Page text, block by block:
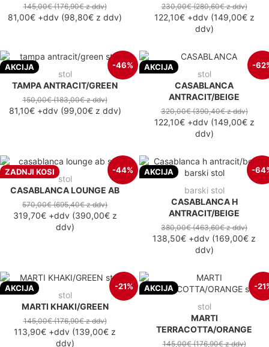
145,00€(176,90€z ddv)
81,00€ +ddv (98,80€ z ddv)
230,00€(280,60€z ddv)
122,10€+ddv(149,00€z
ddv)
AKCIJA -46%
stol
TAMPA ANTRACIT/GREEN
150,00€(183,00€z ddv)
81,10€+ddv(99,00€z ddv)
AKCIJA -
stol
CASABLANCA
ANTRACIT/BEIGE
320,00€(390,40€z ddv)
122,10€+ddv(149,00€z
ddv)
ZADNJI KOSI -44%
stol
CASABLANCA LOUNGE AB
570,00€(695,40€z ddv)
319,70€+ddv(390,00€z
ddv)
AKCIJA -
barski stol
CASABLANCA H
ANTRACIT/BEIGE
380,00€(463,60€z ddv)
138,50€ +ddv (169,00€ z
ddv)
AKCIJA -21%
stol
MARTI KHAKI/GREEN
145,00€(176,90€z ddv)
113,90€ +ddv (139,00€ z
ddv)
AKCIJA -
stol
MARTI
TERRACOTTA/ORANGE
145,00€(176,90€z ddv)